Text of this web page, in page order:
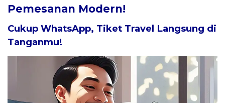
Pemesanan Modern!
Cukup WhatsApp, Tiket Travel Langsung di
Tanganmu!